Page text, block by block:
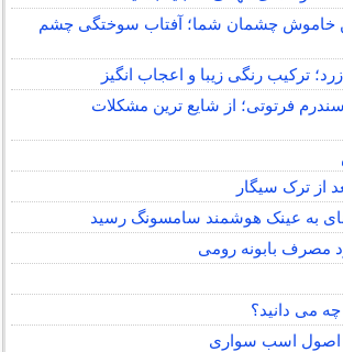
خاموش چشمان شما؛ آفتاب سوختگی چشم
ترکیب رنگی زیبا و اعجاب انگیز
فرتوتی؛ از شایع ترین مشکلات
از ترک سیگار
به عینک هوشمند سامسونگ رسید
مصرف بابونه رومی
می دانید؟
اصول اسب سواری